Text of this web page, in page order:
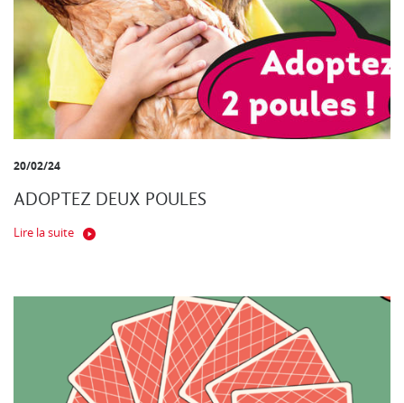
20/02/24
ADOPTEZ DEUX POULES
Lire la suite